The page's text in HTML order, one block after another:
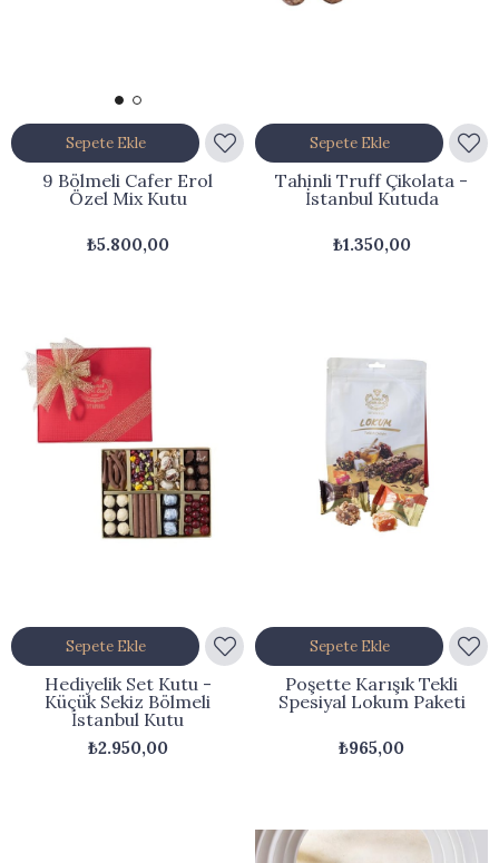
9 Bölmeli Cafer Erol
Özel Mix Kutu
₺5.800,00
Sepete Ekle
Tahinli Truff Çikolata -
İstanbul Kutuda
₺1.350,00
Sepete Ekle
Hediyelik Set Kutu -
Küçük Sekiz Bölmeli
İstanbul Kutu
₺2.950,00
Sepete Ekle
Poşette Karışık Tekli
Spesiyal Lokum Paketi
₺965,00
Sepete Ekle